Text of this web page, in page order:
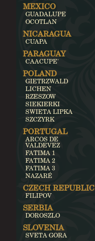
MEXICO
GUADALUPE
OCOTLAN
NICARAGUA
CUAPA
PARAGUAY
CAACUPE'
POLAND
GIETRZWALD
LICHEN
RZESZOW
SIEKIERKI
SWIETA LIPKA
SZCZYRK
PORTUGAL
ARCOS DE
VALDEVEZ
FATIMA 1
FATIMA 2
FATIMA 3
NAZARÉ
CZECH REPUBLIC
FILIPOV
SERBIA
DOROSZLO
SLOVENIA
SVETA GORA